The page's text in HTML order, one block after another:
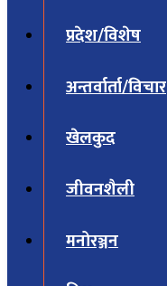
प्रदेश/विशेष
अन्तर्वार्ता/विचार
खेलकुद
जीवनशैली
मनोरञ्जन